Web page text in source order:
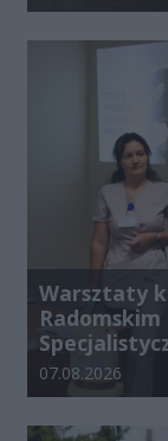
Warsztaty
Data dodania
07.08.2026